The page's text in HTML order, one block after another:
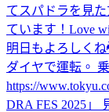
てスパドラを見
ています！ Love
明日もよろしくね
ダイヤで運転。
https://
DRA FES 2025」